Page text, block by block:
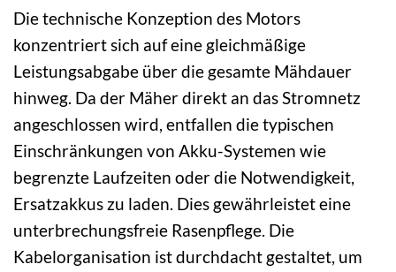
Die technische Konzeption des Motors
konzentriert sich auf eine gleichmäßige
Leistungsabgabe über die gesamte Mähdauer
hinweg. Da der Mäher direkt an das Stromnetz
angeschlossen wird, entfallen die typischen
Einschränkungen von Akku-Systemen wie
begrenzte Laufzeiten oder die Notwendigkeit,
Ersatzakkus zu laden. Dies gewährleistet eine
unterbrechungsfreie Rasenpflege. Die
Kabelorganisation ist durchdacht gestaltet, um